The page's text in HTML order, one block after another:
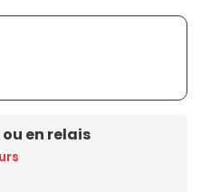
en relais